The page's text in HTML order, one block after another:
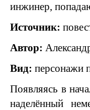
инжинер,
Источник:
Автор:
Вид: персонажи
Появляясь в
наделённый